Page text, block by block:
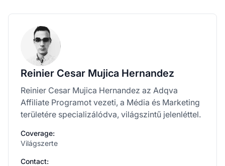
Reinier Cesar Mujica Hernandez
Reinier Cesar Mujica Hernandez az Adqva
Affiliate Programot vezeti, a Média és Marketing
területére specializálódva, világszintű jelenléttel.
Coverage:
Világszerte
Contact: